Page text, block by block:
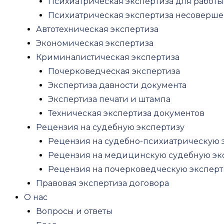
Психиатрическая экспертиза
Автотехническая экспертиза
Экономическая экспертиза
Криминалистическая экспертиза
Почерковедческая экспертиза
Экспертиза давности документа
Экспертиза печати и штампа
Техническая экспертиза документов
Рецензия на судебную экспертизу
Рецензия на судебно-психиатрическую
Рецензия на медицинскую судебную
Рецензия на почерковедческую
Правовая экспертиза договора
О нас
Вопросы и ответы
Оценка стоимости аренды
Оценка бизнеса
Оценка ценных бумаг
Оценка акций
Оценка нематериальных активов
Оценка патента
Оценка бренда
Оценка товарного знака
Оценка интеллектуальной
Оценка активов
Оценка текущих активов
Оценка ликвидности активов
Авторские права
Оценка инвестиций, бизнес проектов
Оценка оборудования